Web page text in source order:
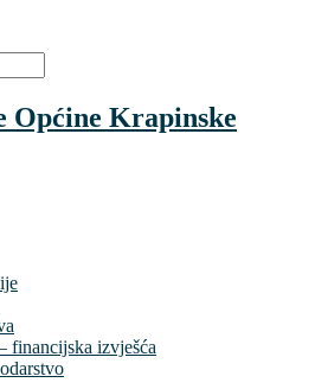
Općine Krapinske
financijska izvješća